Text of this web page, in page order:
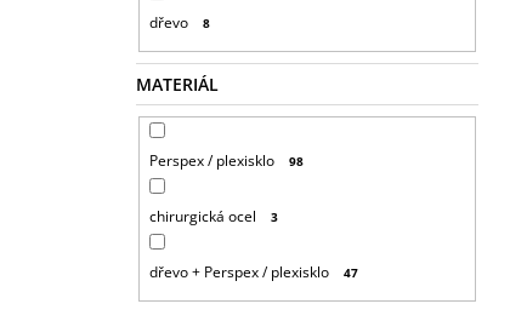
dřevo 8
MATERIÁL
Perspex / plexisklo 98
chirurgická ocel 3
dřevo + Perspex / plexisklo 47